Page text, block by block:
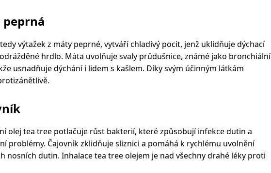
výtažek z máty peprné, vytváří chladivý pocit, jenž uklidňuje dýchací
hrdlo. Máta uvolňuje svaly průdušnice, známé jako bronchiální
usnadňuje dýchání i lidem s kašlem. Díky svým účinným látkám
olej tea tree potlačuje růst bakterií, které způsobují infekce dutin a
problémy. Čajovník zklidňuje sliznici a pomáhá k rychlému uvolnění
nosních dutin. Inhalace tea tree olejem je nad všechny drahé léky proti